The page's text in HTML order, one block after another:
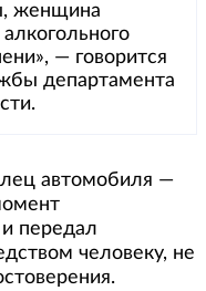
женщина
— говорится
департамента
автомобиля —
передал
человеку, не